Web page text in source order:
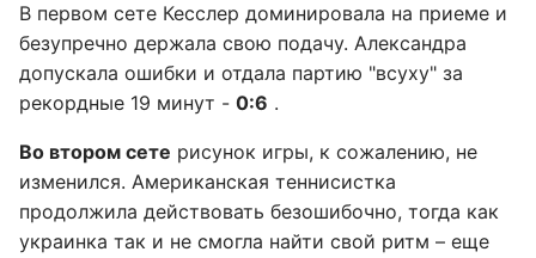
В первом сете Кесслер доминировала на приеме и
безупречно держала свою подачу. Александра
допускала ошибки и отдала партию "всуху" за
рекордные 19 минут - 0:6 .
Во втором сете рисунок игры, к сожалению, не
изменился. Американская теннисистка
продолжила действовать безошибочно, тогда как
украинка так и не смогла найти свой ритм – еще